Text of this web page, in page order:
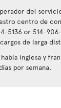
del
centro de
5136 or 514-
de larga
inglesa y
por semana.